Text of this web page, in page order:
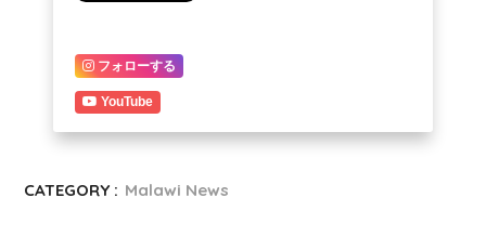
フォローする
YouTube
CATEGORY : Malawi News